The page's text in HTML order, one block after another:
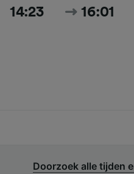
14:23 16:01
Doorzoek alle tijden